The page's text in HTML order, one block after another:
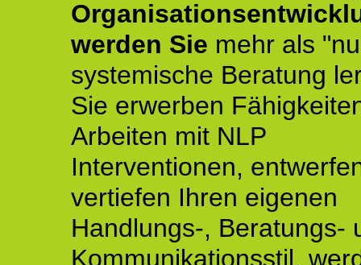
werden Sie mehr als
systemische Beratung
Sie erwerben
Arbeiten mit NLP
Interventionen,
vertiefen Ihren eigenen
Handlungs-, Beratungs-
Kommunikationsstil,